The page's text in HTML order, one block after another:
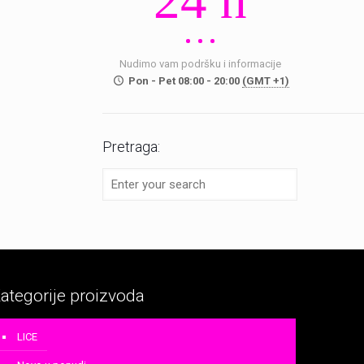
Nudimo vam podršku i informacije
Pon - Pet 08:00 - 20:00 (GMT +1)
Pretraga:
proizvoda
LICE